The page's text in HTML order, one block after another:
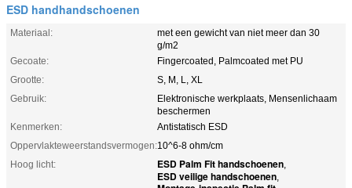
ESD handhandschoenen
Materiaal:
met een gewicht van niet meer dan 30
g/m2
Gecoate:
Fingercoated, Palmcoated met PU
Grootte:
S, M, L, XL
Gebruik:
Elektronische werkplaats, Mensenlichaam
beschermen
Kenmerken:
Antistatisch ESD
Oppervlakteweerstandsvermogen:10^6-8 ohm/cm
Hoog licht:
ESD Palm Fit handschoenen,
ESD veilige handschoenen,